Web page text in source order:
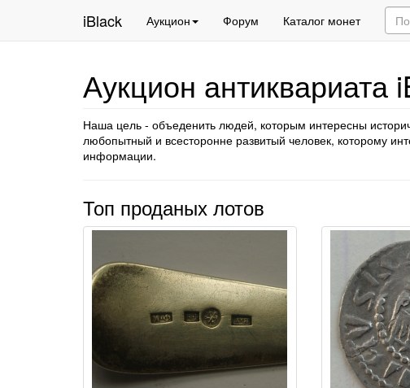
iBlack Аукцион Форум Каталог монет
Аукцион антиквариата
Наша цель - объеденить людей, которым интересны
любопытный и всесторонне развитый человек, которому
информации.
Топ проданых лотов